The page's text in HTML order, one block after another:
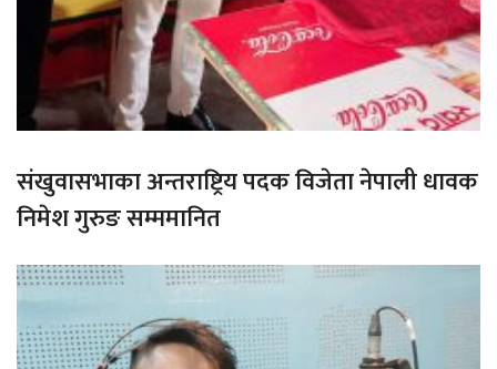
संखुवासभाका अन्तराष्ट्रिय पदक विजेता नेपाली धावक
निमेश गुरुङ सम्ममानित